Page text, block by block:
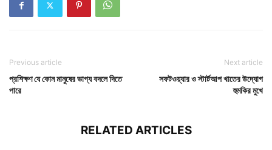
Previous article
প্রশিক্ষণ যে কোন মানুষের ভাগ্য বদলে দিতে
পারে
Next article
সফটওয়্যার ও স্টার্টআপ খাতের উদ্যোগ
হুমকির মুখে
RELATED ARTICLES